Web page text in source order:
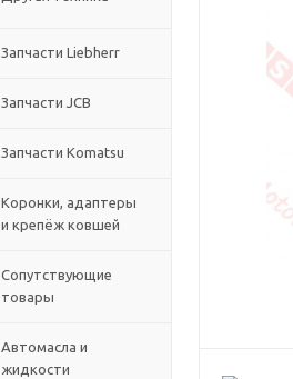
Запчасти Liebherr
Запчасти JCB
Запчасти Komatsu
Коронки, адаптеры
и крепёж ковшей
Сопутствующие
товары
Автомасла и
жидкости